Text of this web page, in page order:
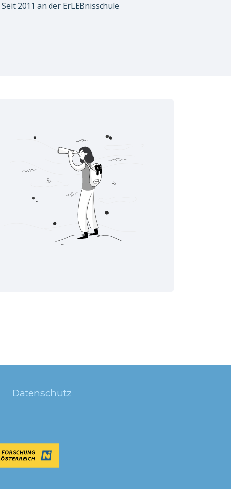
Seit 2011 an der ErLEBnisschule
Datenschutz